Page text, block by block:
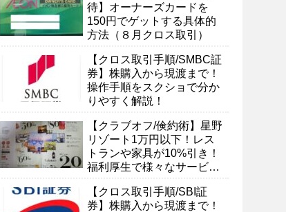
待】オーナーズカードを
150円でゲットする具体的
方法（８月クロス取引）
【クロス取引手順/SMBC証
券】株購入から現渡まで！
操作手順をスクショで分か
りやすく解説！
【クラブオフ/倹約術】星野
リゾート1万円以下！レス
トランや家具が10%引き！
福利厚生で様々なサービス
【クロス取引手順/SBI証
券】株購入から現渡まで！